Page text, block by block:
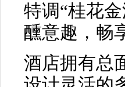
特调“桂花
醺意趣，畅
酒店拥有总